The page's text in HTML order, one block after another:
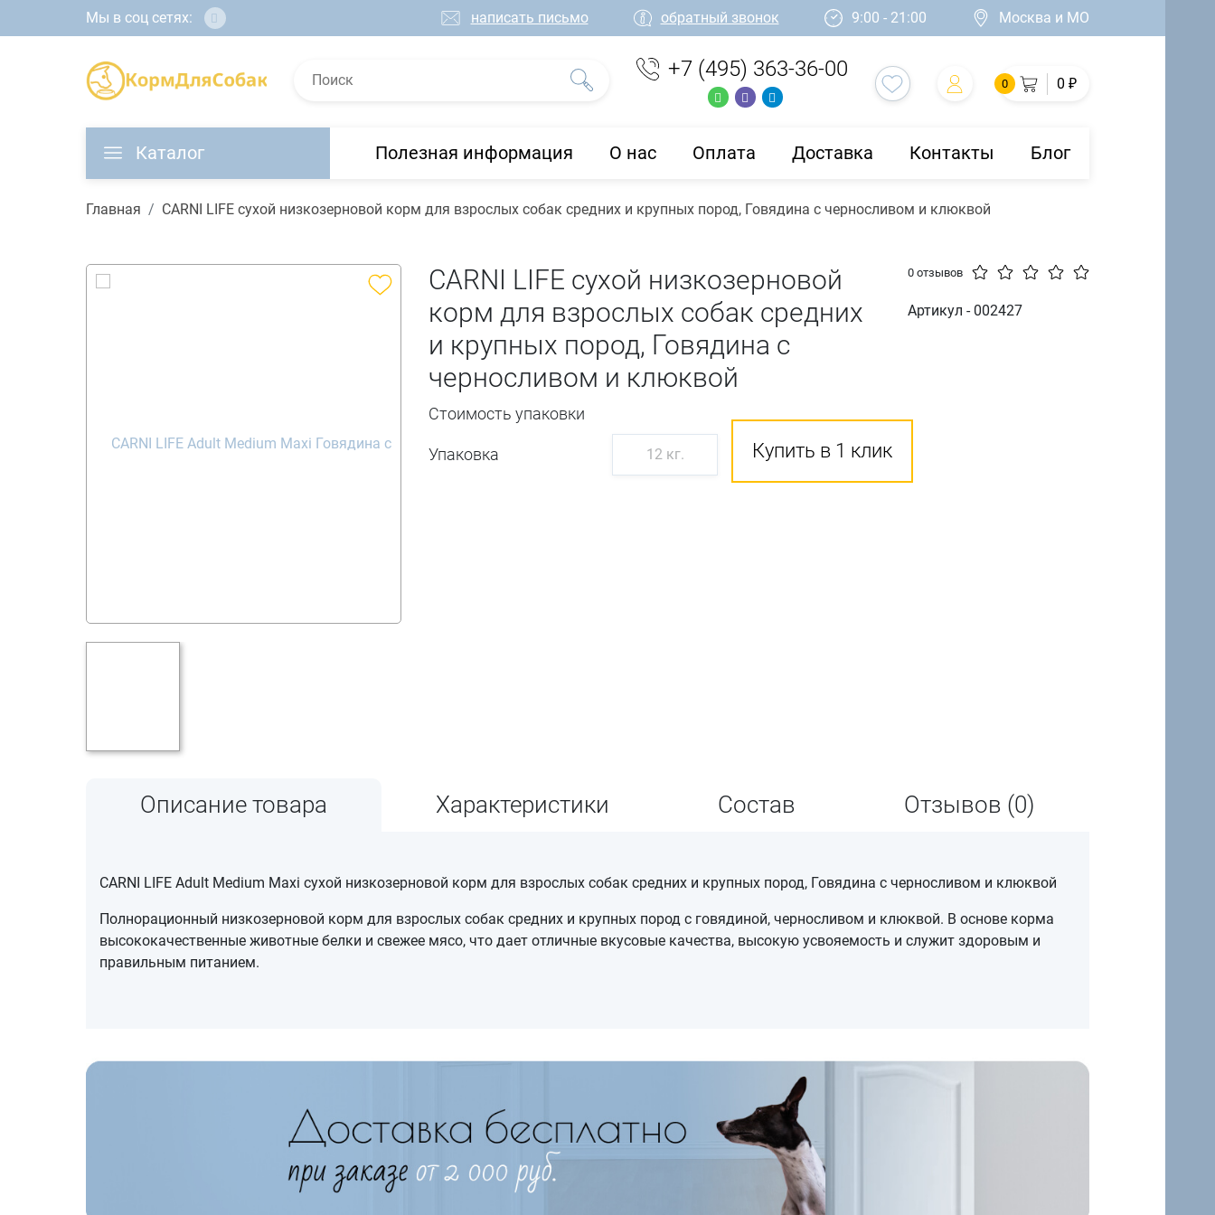
Мы в соц сетях: написать письмо обратный звонок 9:00 - 21:00 Москва и МО
+7 (495) 363-36-00
0 0 ₽
Каталог Полезная информация О нас Оплата Доставка Контакты Блог
Главная CARNI LIFE сухой низкозерновой корм для взрослых собак средних и крупных пород, Говядина с черносливом и клюквой
CARNI LIFE сухой низкозерновой
корм для взрослых собак средних
и крупных пород, Говядина с
черносливом и клюквой
0 отзывов
Артикул - 002427
Стоимость упаковки
Упаковка 12 кг. Купить в 1 клик
Описание товара Характеристики Состав Отзывов (0)
CARNI LIFE Adult Medium Maxi сухой низкозерновой корм для взрослых собак средних и крупных пород, Говядина с черносливом и клюквой
Полнорационный низкозерновой корм для взрослых собак средних и крупных пород с говядиной, черносливом и клюквой. В основе корма
высококачественные животные белки и свежее мясо, что дает отличные вкусовые качества, высокую усвояемость и служит здоровым и
правильным питанием.